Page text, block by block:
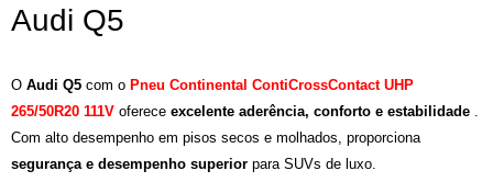
Audi Q5
O Audi Q5 com o Pneu Continental ContiCrossContact UHP
265/50R20 111V oferece excelente aderência, conforto e estabilidade
Com alto desempenho em pisos secos e molhados, proporciona
segurança e desempenho superior para SUVs de luxo.